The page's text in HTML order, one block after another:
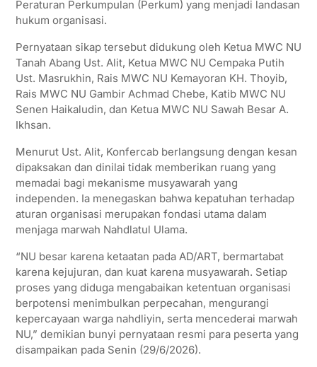
Peraturan Perkumpulan (Perkum) yang menjadi landasan
hukum organisasi.
Pernyataan sikap tersebut didukung oleh Ketua MWC NU
Tanah Abang Ust. Alit, Ketua MWC NU Cempaka Putih
Ust. Masrukhin, Rais MWC NU Kemayoran KH. Thoyib,
Rais MWC NU Gambir Achmad Chebe, Katib MWC NU
Senen Haikaludin, dan Ketua MWC NU Sawah Besar A.
Ikhsan.
Menurut Ust. Alit, Konfercab berlangsung dengan kesan
dipaksakan dan dinilai tidak memberikan ruang yang
memadai bagi mekanisme musyawarah yang
independen. Ia menegaskan bahwa kepatuhan terhadap
aturan organisasi merupakan fondasi utama dalam
menjaga marwah Nahdlatul Ulama.
“NU besar karena ketaatan pada AD/ART, bermartabat
karena kejujuran, dan kuat karena musyawarah. Setiap
proses yang diduga mengabaikan ketentuan organisasi
berpotensi menimbulkan perpecahan, mengurangi
kepercayaan warga nahdliyin, serta mencederai marwah
NU,” demikian bunyi pernyataan resmi para peserta yang
disampaikan pada Senin (29/6/2026).